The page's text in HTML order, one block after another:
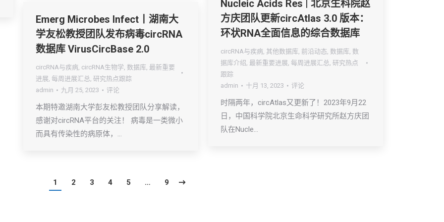
Nucleic Acids Res | 北京生科院赵
方庆团队更新circAtlas 3.0 版本：
环状RNA全面信息的综合数据库
circRNA与疾病, 其他数据库, 前沿动态, 数据库, 数
据库介绍, 最新重要进展, 每周进展汇总, 研究热点
跟踪
admin
十月 13, 2023 评论
时隔两年，circAtlas又更新了！2023年9月22
日，中国科学院北京生命科学研究所赵方庆团
队在Nucle…
Emerg Microbes Infect丨湖南大
学友松教授团队发布病毒circRNA
数据库 VirusCircBase 2.0
circRNA与疾病, circRNA生物学, 数据库, 最新重要
进展, 每周进展汇总, 研究热点跟踪
admin
九月 25, 2023 评论
本期特邀湖南大学彭友松教授团队分享解读，
感谢对circRNA平台的关注！ 病毒是一类微小
而具有传染性的病原体，…
1 2 3 4 5 … 9